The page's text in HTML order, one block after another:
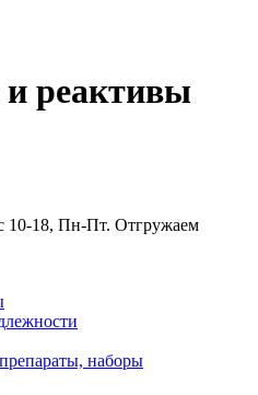
и реактивы
10-18, Пн-Пт. Отгружаем
наборы